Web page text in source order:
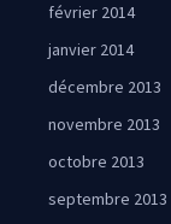
février 2014
janvier 2014
décembre 2013
novembre 2013
octobre 2013
septembre 2013